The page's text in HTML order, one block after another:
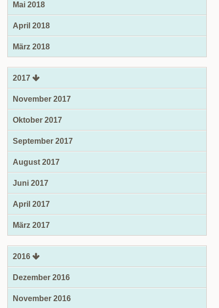
Mai 2018
April 2018
März 2018
2017
November 2017
Oktober 2017
September 2017
August 2017
Juni 2017
April 2017
März 2017
2016
Dezember 2016
November 2016